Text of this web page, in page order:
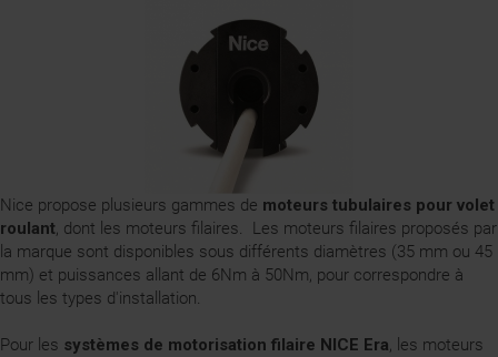
Nice propose plusieurs gammes de moteurs tubulaires pour volet
roulant, dont les moteurs filaires. Les moteurs filaires proposés par
la marque sont disponibles sous différents diamètres (35 mm ou 45
mm) et puissances allant de 6Nm à 50Nm, pour correspondre à
tous les types d'installation.
Pour les systèmes de motorisation filaire NICE Era, les moteurs